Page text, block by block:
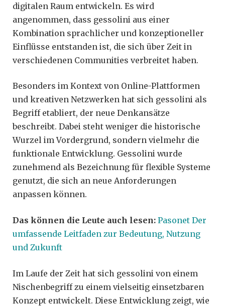
digitalen Raum entwickeln. Es wird
angenommen, dass gessolini aus einer
Kombination sprachlicher und konzeptioneller
Einflüsse entstanden ist, die sich über Zeit in
verschiedenen Communities verbreitet haben.
Besonders im Kontext von Online-Plattformen
und kreativen Netzwerken hat sich gessolini als
Begriff etabliert, der neue Denkansätze
beschreibt. Dabei steht weniger die historische
Wurzel im Vordergrund, sondern vielmehr die
funktionale Entwicklung. Gessolini wurde
zunehmend als Bezeichnung für flexible Systeme
genutzt, die sich an neue Anforderungen
anpassen können.
Das können die Leute auch lesen: Pasonet Der
umfassende Leitfaden zur Bedeutung, Nutzung
und Zukunft
Im Laufe der Zeit hat sich gessolini von einem
Nischenbegriff zu einem vielseitig einsetzbaren
Konzept entwickelt. Diese Entwicklung zeigt, wie